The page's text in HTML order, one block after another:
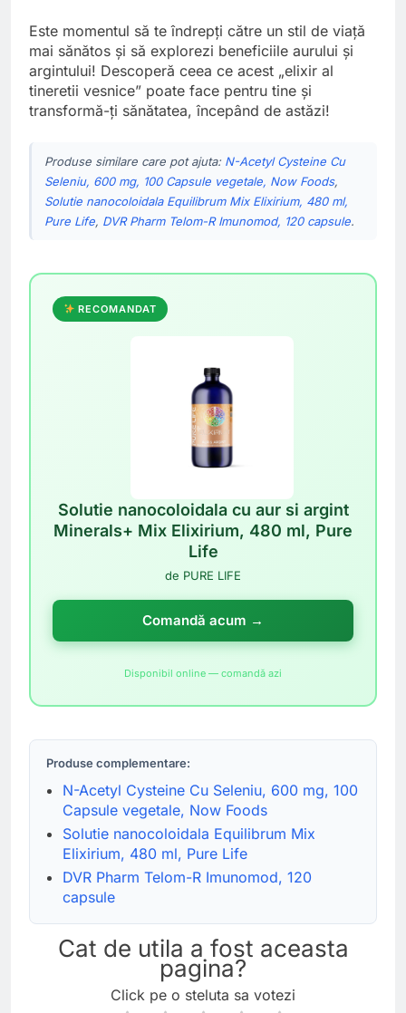
Este momentul să te îndrepți către un stil de viață
mai sănătos și să explorezi beneficiile aurului și
argintului! Descoperă ceea ce acest „elixir al
tineretii vesnice” poate face pentru tine și
transformă-ți sănătatea, începând de astăzi!
Produse similare care pot ajuta: N-Acetyl Cysteine Cu
Seleniu, 600 mg, 100 Capsule vegetale, Now Foods,
Solutie nanocoloidala Equilibrum Mix Elixirium, 480 ml,
Pure Life, DVR Pharm Telom-R Imunomod, 120 capsule.
RECOMANDAT
Solutie nanocoloidala cu aur si argint
Minerals+ Mix Elixirium, 480 ml, Pure
Life
de PURE LIFE
Comandă acum →
Disponibil online — comandă azi
Produse complementare:
N-Acetyl Cysteine Cu Seleniu, 600 mg, 100
Capsule vegetale, Now Foods
Solutie nanocoloidala Equilibrum Mix
Elixirium, 480 ml, Pure Life
DVR Pharm Telom-R Imunomod, 120
capsule
Cat de utila a fost aceasta
pagina?
Click pe o steluta sa votezi